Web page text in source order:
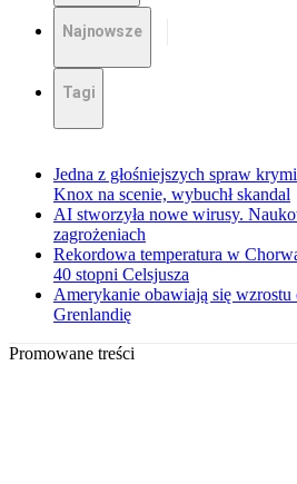
Najnowsze
Tagi
Jedna z głośniejszych spraw
Knox na scenie, wybuchł skandal
AI stworzyła nowe wirusy.
zagrożeniach
Rekordowa temperatura w
40 stopni Celsjusza
Amerykanie obawiają się
Grenlandię
Promowane treści